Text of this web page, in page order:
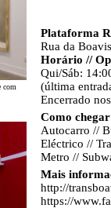
com
Plataforma
Rua da
Horário //
Qui/Sáb:
(última
Encerrado
Como
Autocarro //
Eléctrico //
Metro //
Mais
http://
https://